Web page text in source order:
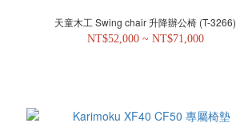
天童木工 Swing chair 升降辦公椅 (T-3266)
NT$52,000 ~ NT$71,000